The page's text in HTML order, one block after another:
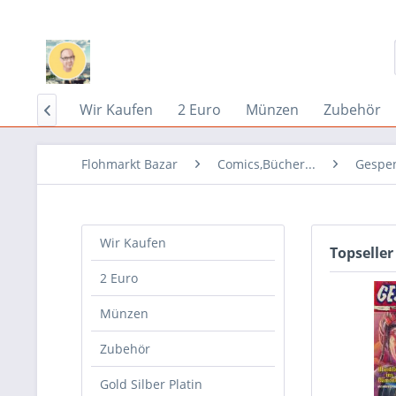
Home Wir Kaufen 2 Euro Münzen Zubehör

Flohmarkt Bazar Comics,Bücher...
Wir Kaufen
2 Euro
Münzen
Zubehör
Gold Silber Platin
Topseller